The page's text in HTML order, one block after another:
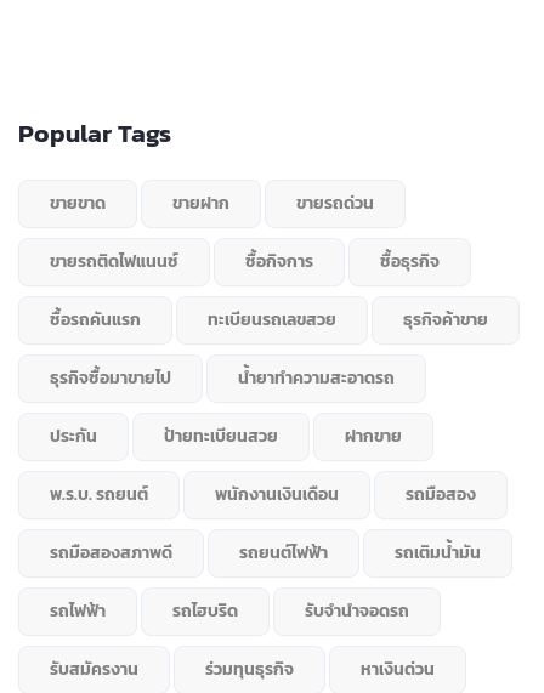
Popular Tags
ขายขาด ขายฝาก ขายรถด่วน
ขายรถติดไฟแนนซ์ ซื้อกิจการ ซื้อธุรกิจ
ซื้อรถคันแรก ทะเบียนรถเลขสวย ธุรกิจค้าขาย
ธุรกิจซื้อมาขายไป น้ำยาทำความสะอาดรถ
ประกัน ป้ายทะเบียนสวย ฝากขาย
พ.ร.บ. รถยนต์ พนักงานเงินเดือน รถมือสอง
รถมือสองสภาพดี รถยนต์ไฟฟ้า รถเติมน้ำมัน
รถไฟฟ้า รถไฮบริด รับจำนำจอดรถ
รับสมัครงาน ร่วมทุนธุรกิจ หาเงินด่วน